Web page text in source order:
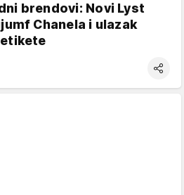
brendovi: Novi Lyst
Chanela i ulazak